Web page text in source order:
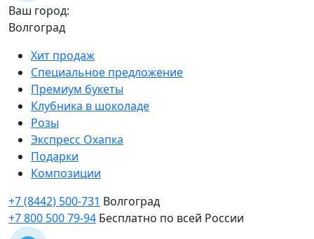
Ваш город:
Волгоград
Хит продаж
Специальное предложение
Премиум букеты
Клубника в шоколаде
Розы
Экспресс Охапка
Подарки
Композиции
+7 (8442) 500-731 Волгоград
+7 800 500 79-94 Бесплатно по всей России